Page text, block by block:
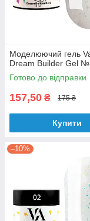
Моделюючий гель
Dream Builder Gel
Готово до відправки
157,50 ₴ 175 ₴
Купити
–10%